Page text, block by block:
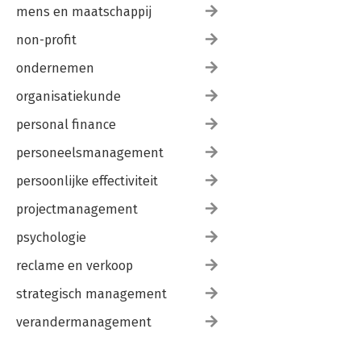
mens en maatschappij
non-profit
ondernemen
organisatiekunde
personal finance
personeelsmanagement
persoonlijke effectiviteit
projectmanagement
psychologie
reclame en verkoop
strategisch management
verandermanagement